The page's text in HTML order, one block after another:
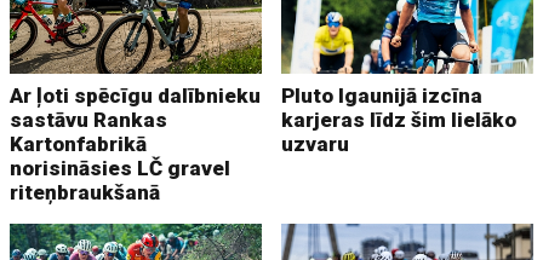
Ar ļoti spēcīgu dalībnieku
sastāvu Rankas
Kartonfabrikā
norisināsies LČ gravel
riteņbraukšanā
Pluto Igaunijā izcīna
karjeras līdz šim lielāko
uzvaru